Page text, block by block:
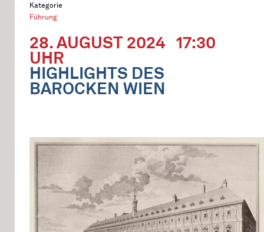
Kategorie
Führung
28. AUGUST 2024 17:30
UHR
HIGHLIGHTS DES
BAROCKEN WIEN